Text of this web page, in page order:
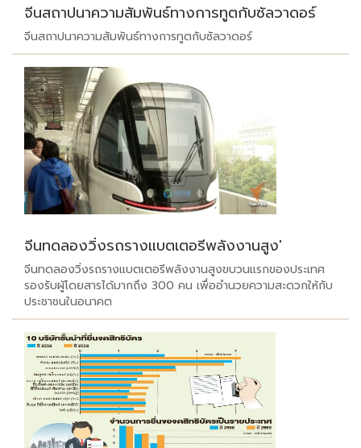
จีนสถาปนาความสัมพันธ์ทางการทูตกับซัลวาดอร์
จีนสถาปนาความสัมพันธ์ทางการทูตกับซัลวาดอร์
จีนทดลองวิ่งรถรางแบตเตอรีพลังงานสูง'
จีนทดลองวิ่งรถรางแบตเตอรีพลังงานสูงขบวนแรกของประเทศ
รองรับผู้โดยสารได้มากถึง 300 คน เพื่ออำนวยความสะดวกให้กับ
ประชาชนในอนาคต